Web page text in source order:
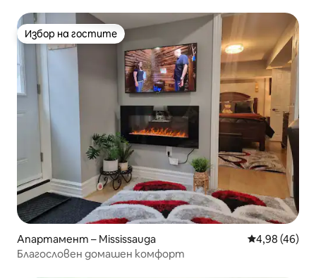
Избор на гостите
Избор на гостите
Апартамент – Mississauga Средна
4,98 (46)
Благословен домашен комфорт